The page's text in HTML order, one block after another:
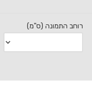
רוחב התמונה (ס"מ)